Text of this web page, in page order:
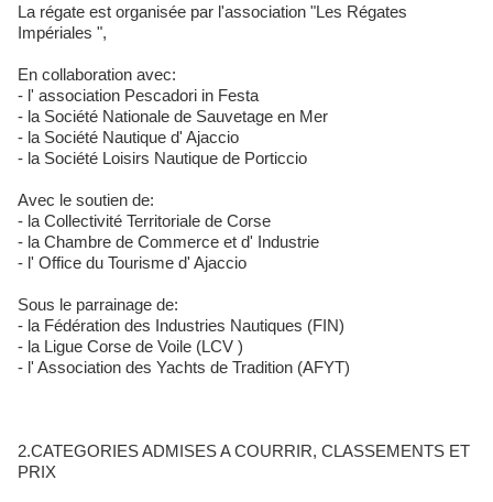
La régate est organisée par l'association "Les Régates
Impériales ",
En collaboration avec:
- l' association Pescadori in Festa
- la Société Nationale de Sauvetage en Mer
- la Société Nautique d' Ajaccio
- la Société Loisirs Nautique de Porticcio
Avec le soutien de:
- la Collectivité Territoriale de Corse
- la Chambre de Commerce et d' Industrie
- l' Office du Tourisme d' Ajaccio
Sous le parrainage de:
- la Fédération des Industries Nautiques (FIN)
- la Ligue Corse de Voile (LCV )
- l' Association des Yachts de Tradition (AFYT)
2.CATEGORIES ADMISES A COURRIR, CLASSEMENTS ET
PRIX